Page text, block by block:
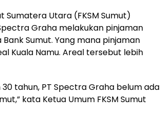
Sumatera Utara (FKSM Sumut)
Graha melakukan pinjaman
Sumut. Yang mana pinjaman
Kuala Namu. Areal tersebut lebih
30 tahun, PT Spectra Graha belum ada
kata Ketua Umum FKSM Sumut